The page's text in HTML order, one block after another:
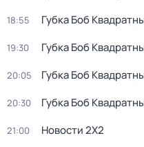
18:55 Губка Боб
19:30 Губка Боб
20:05 Губка Боб
20:30 Губка Боб
21:00 Новости 2Х2